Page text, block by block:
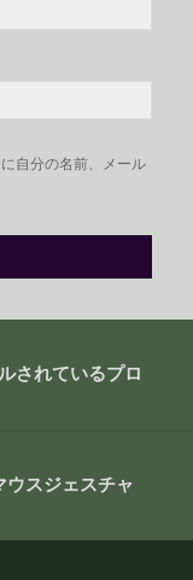
自分の名前、メール
されているプロ
スジェスチャ